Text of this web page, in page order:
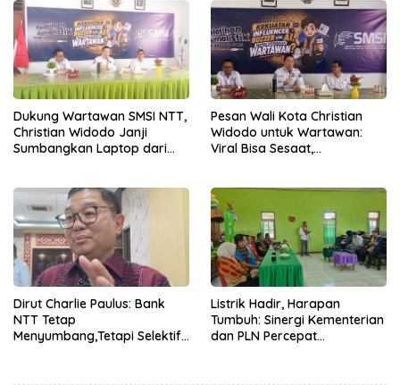
Dukung Wartawan SMSI NTT,
Christian Widodo Janji
Sumbangkan Laptop dari
Pesan Wali Kota Christian
Widodo untuk Wartawan:
Viral Bisa Sesaat,
Dirut Charlie Paulus: Bank
NTT Tetap
Menyumbang,Tetapi Selektif
Listrik Hadir, Harapan
Tumbuh: Sinergi Kementerian
dan PLN Percepat